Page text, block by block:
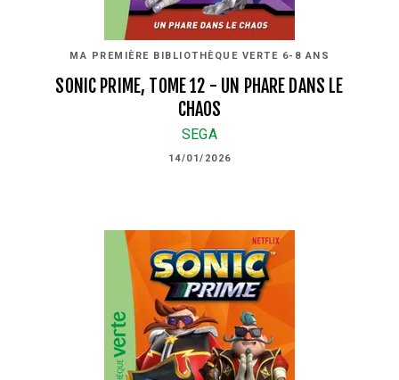
MA PREMIÈRE BIBLIOTHÈQUE VERTE 6-8 ANS
SONIC PRIME, TOME 12 - UN PHARE DANS LE
CHAOS
SEGA
14/01/2026